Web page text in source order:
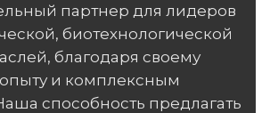
партнер для лидеров
биотехнологической
благодаря своему
и комплексным
способность предлагать